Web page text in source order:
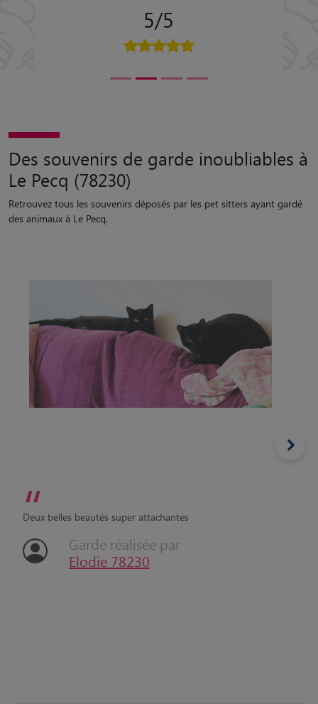
5/5
Des souvenirs de garde inoubliables à
Le Pecq (78230)
Retrouvez tous les souvenirs déposés par les pet sitters ayant gardé
des animaux à Le Pecq.
“
Deux belles beautés super attachantes
Garde réalisée par
Elodie 78230